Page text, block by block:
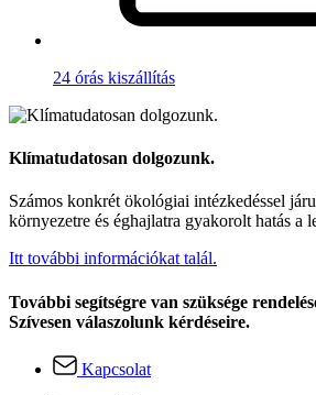
24 órás kiszállítás
Klímatudatosan dolgozunk.
Számos konkrét ökológiai intézkedéssel
környezetre és éghajlatra gyakorolt hatás a
Itt további információkat talál.
További segítségre van szüksége
Szívesen válaszolunk kérdéseire.
Kapcsolat